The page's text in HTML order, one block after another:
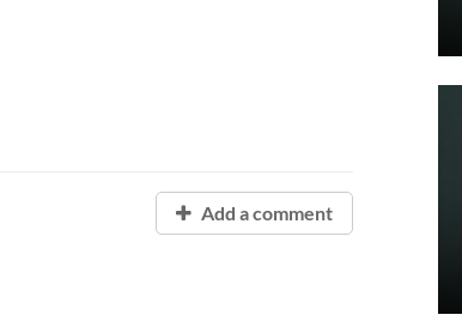
Add a comment